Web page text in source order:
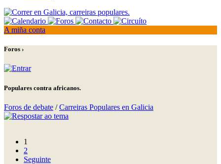
A miña conta
Foros ›
Populares contra africanos.
Foros de debate /Carreiras Populares en Galicia
1
2
Seguinte